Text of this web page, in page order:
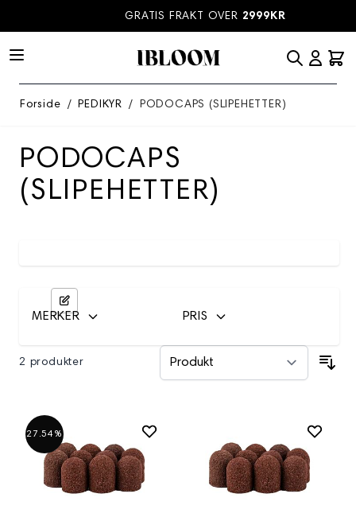
GRATIS FRAKT OVER2999KR
Forside / PEDIKYR / PODOCAPS (SLIPEHETTER)
PODOCAPS
(SLIPEHETTER)
MERKER PRIS
2 produkter
27.54%